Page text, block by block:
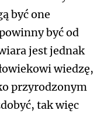
być one
być od
jest jednak
wiedzę,
przyrodzonym
tak więc